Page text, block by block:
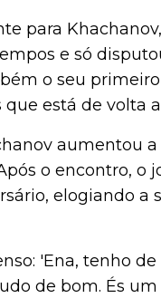
para
e só
o seu
está de volta
aumentou
o encontro, o
elogiando a
'Ena, tenho
de bom. És